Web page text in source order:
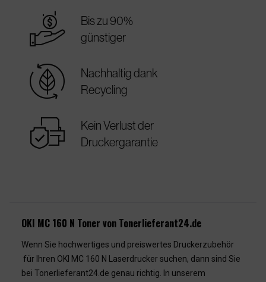
best_price
Bis zu 90%
günstiger
sustainable
Nachhaltig dank
Recycling
warranty
Kein Verlust der
Druckergarantie
OKI MC 160 N Toner von Tonerlieferant24.de
Wenn Sie hochwertiges und preiswertes Druckerzubehör
für Ihren OKI MC 160 N Laserdrucker suchen, dann sind Sie
bei Tonerlieferant24.de genau richtig. In unserem